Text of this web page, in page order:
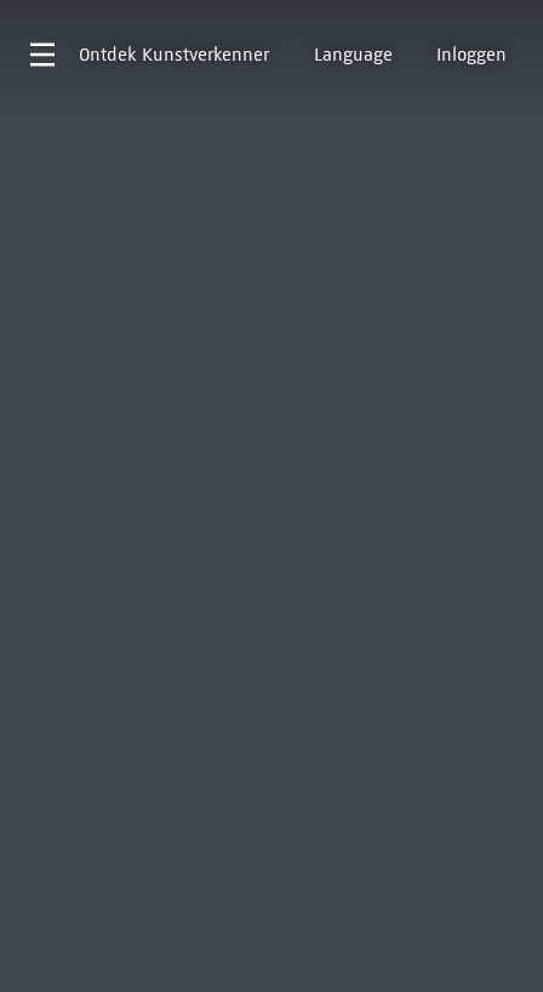
Ontdek Kunstverkenner Language Inloggen